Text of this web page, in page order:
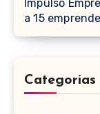
Impulso
a 15
Categorias